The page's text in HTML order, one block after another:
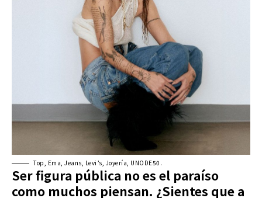
Top, Ema, Jeans, Levi’s, Joyería, UNODE50.
Ser figura pública no es el paraíso
como muchos piensan. ¿Sientes que a